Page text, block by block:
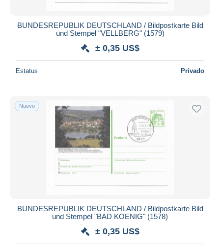
BUNDESREPUBLIK DEUTSCHLAND / Bildpostkarte Bild
und Stempel "VELLBERG" (1579)
± 0,35 US$
Estatus Privado
Nuevo
BUNDESREPUBLIK DEUTSCHLAND / Bildpostkarte Bild
und Stempel "BAD KOENIG" (1578)
± 0,35 US$